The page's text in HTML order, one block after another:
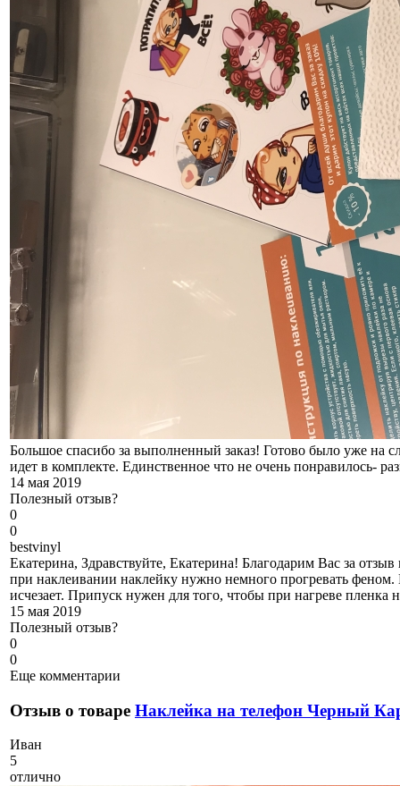
Большое спасибо за выполненный заказ! Готово было уже на
идет в комплекте. Единственное что не очень понравилось-
14 мая 2019
Полезный отзыв?
0
0
bestvinyl
Екатерина, Здравствуйте, Екатерина! Благодарим Вас за
при наклеивании наклейку нужно немного прогревать феном.
исчезает. Припуск нужен для того, чтобы при нагреве пленка
15 мая 2019
Полезный отзыв?
0
0
Еще комментарии
Отзыв о товаре Наклейка на телефон Черный
Иван
5
отлично